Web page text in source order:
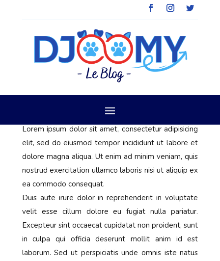
Lorem ipsum dolor sit amet, consectetur adipisicing
elit, sed do eiusmod tempor incididunt ut labore et
dolore magna aliqua. Ut enim ad minim veniam, quis
nostrud exercitation ullamco laboris nisi ut aliquip ex
ea commodo consequat.
Duis aute irure dolor in reprehenderit in voluptate
velit esse cillum dolore eu fugiat nulla pariatur.
Excepteur sint occaecat cupidatat non proident, sunt
in culpa qui officia deserunt mollit anim id est
laborum. Sed ut perspiciatis unde omnis iste natus